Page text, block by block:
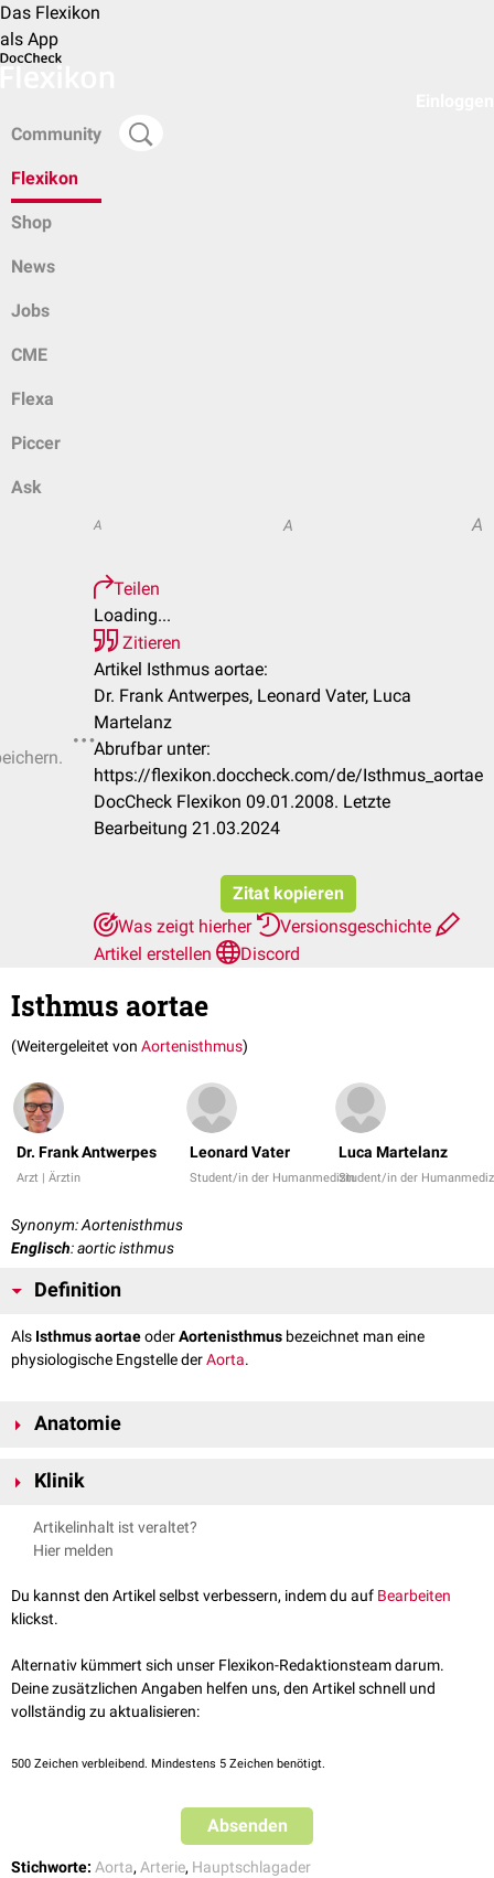
Das Flexikon
als App
Community
Flexikon
Shop
News
Jobs
CME
Flexa
Piccer
Ask
A A A
Teilen
Loading...
Zitieren
Artikel Isthmus aortae:
Dr. Frank Antwerpes, Leonard Vater, Luca
Martelanz
Abrufbar unter:
https://flexikon.doccheck.com/de/Isthmus_aortae
DocCheck Flexikon 09.01.2008. Letzte
Bearbeitung 21.03.2024
Zitat kopieren
Was zeigt hierher
Versionsgeschichte
Artikel erstellen
Discord
Isthmus aortae
(Weitergeleitet von Aortenisthmus)
Dr. Frank Antwerpes
Arzt | Ärztin
Leonard Vater
Student/in der Humanmedizin
Luca Martelanz
Student/in der
Synonym: Aortenisthmus
Englisch: aortic isthmus
Definition
Als Isthmus aortaeoderAortenisthmus bezeichnet man eine
physiologische Engstelle derAorta.
Anatomie
am Übergang vom
arteriosum, dem Relikt desDuctus arteriosus
Klinik
Der Aortenisthmus ist die
Aortenrupturen
Artikelinhalt ist veraltet?
Hier melden
Du kannst den Artikel selbst verbessern, indem du auf Bearbeiten
klickst.
Alternativ kümmert sich unser Flexikon-Redaktionsteam darum.
Deine zusätzlichen Angaben helfen uns, den Artikel schnell und
vollständig zu aktualisieren:
500 Zeichen verbleibend. Mindestens 5 Zeichen benötigt.
Absenden
Stichworte: Aorta, Arterie, Hauptschlagader